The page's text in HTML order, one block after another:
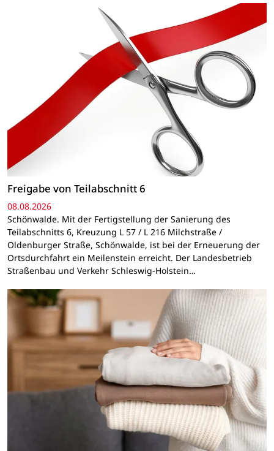
Freigabe von Teilabschnitt 6
08.08.2026
Schönwalde. Mit der Fertigstellung der Sanierung des
Teilabschnitts 6, Kreuzung L 57 / L 216 Milchstraße /
Oldenburger Straße, Schönwalde, ist bei der Erneuerung der
Ortsdurchfahrt ein Meilenstein erreicht. Der Landesbetrieb
Straßenbau und Verkehr Schleswig-Holstein…